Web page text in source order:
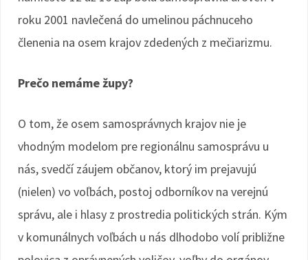
roku 2001 navlečená do umelinou páchnuceho
členenia na osem krajov zdedených z mečiarizmu.
Prečo nemáme župy?
O tom, že osem samosprávnych krajov nie je
vhodným modelom pre regionálnu samosprávu u
nás, svedčí záujem občanov, ktorý im prejavujú
(nielen) vo voľbách, postoj odborníkov na verejnú
správu, ale i hlasy z prostredia politických strán. Kým
v komunálnych voľbách u nás dlhodobo volí približne